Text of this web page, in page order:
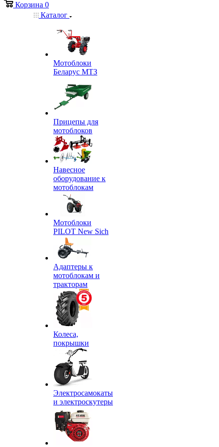
Корзина 0
Каталог
Мотоблоки
Беларус МТЗ
Прицепы для
мотоблоков
Навесное
оборудование к
мотоблокам
Мотоблоки
PILOT New Sich
Адаптеры к
мотоблокам и
тракторам
Колеса,
покрышки
Электросамокаты
и электроскутеры